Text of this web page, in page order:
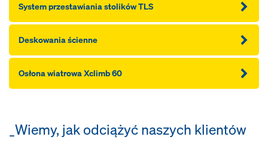
System przestawiania stolików TLS
Deskowania ścienne
Osłona wiatrowa Xclimb 60
_Wiemy, jak odciążyć naszych klientów